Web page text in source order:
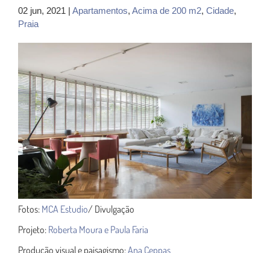
02 jun, 2021 | Apartamentos, Acima de 200 m2, Cidade,
Praia
Fotos: MCA Estudio/ Divulgação
Projeto: Roberta Moura e Paula Faria
Produção visual e paisagismo:Ana Ceppas